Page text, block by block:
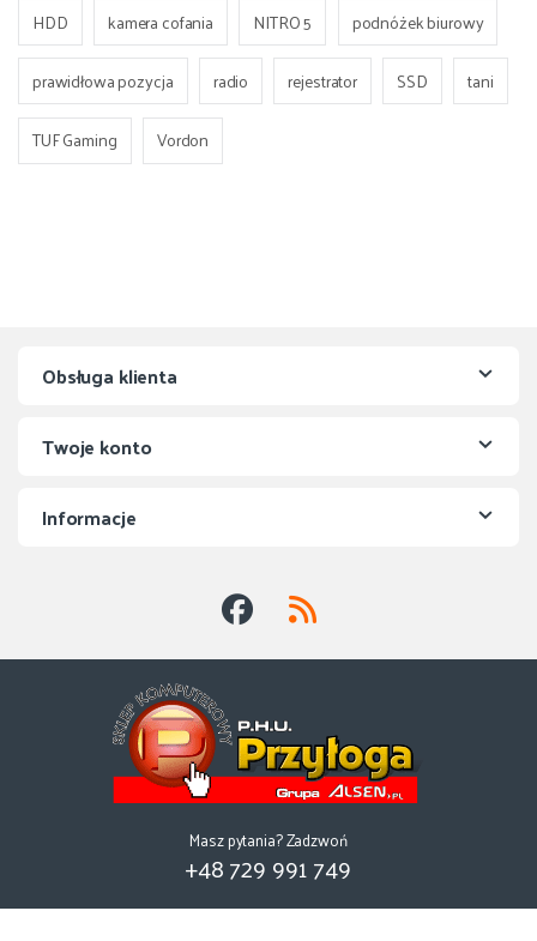
HDD
kamera cofania NITRO 5
podnóżek biurowy
prawidłowa pozycja
radio rejestrator SSD
tani
TUF Gaming
Vordon
Obsługa klienta
Twoje konto
Informacje
Masz pytania? Zadzwoń
+48 729 991 749